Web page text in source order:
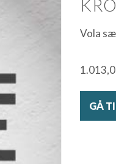
Vola
GÅ